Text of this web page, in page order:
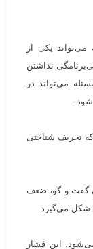
می‌تواند یکی از
نداشتن
می‌تواند در
تحریف شناختی
گفت و گو، ضعف
شکل می‌گیرد.
این فشار